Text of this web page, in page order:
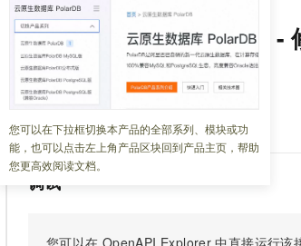
您可以在下拉框切换本产品的全部系列、模块或功
能，也可以点击左上角产品区块回到产品主页，帮助
您更高效阅读文档。
ModifyHostShareKey -
更新时间：2026-01-21 11:23:16
修改主机共享密钥。
调试
大模型
文本生成
Qwen3.8-Max HOT
智能体时代全能旗舰模型
Qwen3.7-Plus
Kimi 最新旗
大模型服务与应用平台
千问大模型
多元化、高性能、安全可靠的大模型服务
无影云电脑
随时随地安全接入的云上超级电脑
云解析DNS
面向分析的企业级SaaS模式云数据仓库
对象存储
一站式AI开
Qoder CN
提供一站式
企业级Agent产品，直接交付可用成果
Agency Agents：拥有专属领域专家
多领域专家智能体,一键组建 AI 虚拟交付团队
HappyHorse 打造一站式影视创作平台
快速拥有专属 OpenClaw
GLM-5.2
自主进化，
Claude
云服务器38元/年起，超值低价云产品抢先购
官方推荐返现计划
推荐新用户得奖励，单订单最高返9万
云工开物
高校专属算力普惠，学生认证享300元代金券
免费试用
最高领取价值200元试用点，立即开启云上创新
阿里云
至高百万元
Qwen3.8-
千问办公
送.CN域名
云上成本管理
管理和优化成本
价格优
推动算力普
多端小程序
Salesforce 国际版订阅
友盟天域
观测云
Tuya 物联网平台阿里云版
蓝凌 OA
身份实名认
短信
OCR 文字
发票查验
咨询伙伴
销售伙伴合作计划
Salesforce On Alibaba Cloud
Consulting Partner 合作计划
AI 大模型销售与服务生态合作计划
产品生态
售后服务
自助服务
工单服务
短信专区
企业增值
服务实践
技术领先
稳定可靠
安全合规
分析师报告
研究报告与白皮书
云栖战略
云上的中国
金融模力时